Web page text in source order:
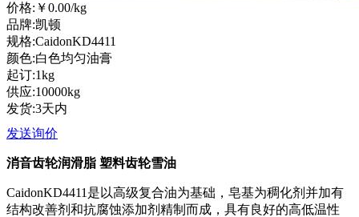
价格: ￥0.00/kg
品牌:凯顿
规格:CaidonKD4411
颜色:白色均匀油膏
起订:1kg
供应:10000kg
发货:3天内
发送询价
消音齿轮润滑脂 塑料齿轮雪油
CaidonKD4411是以高级复合油为基础，皂基为稠化剂并加有
结构改善剂和抗腐蚀添加剂精制而成，具有良好的高低温性